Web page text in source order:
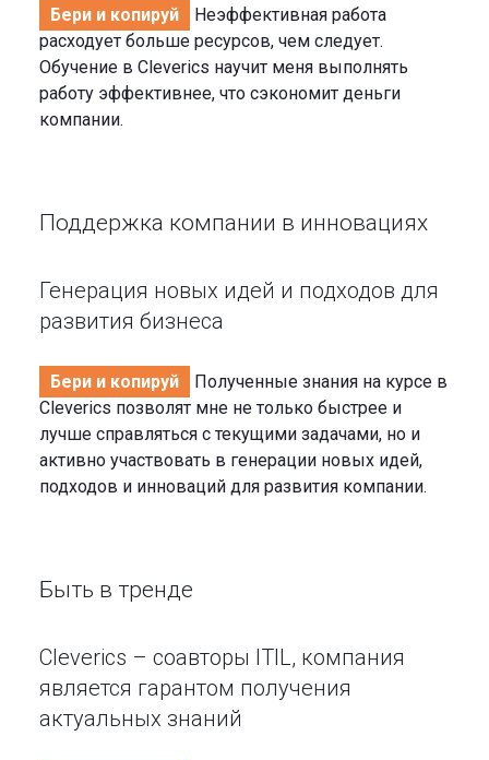
Бери и копируй
Неэффективная работа
расходует больше ресурсов, чем следует.
Обучение в Cleverics научит меня выполнять
работу эффективнее, что сэкономит деньги
компании.
Поддержка компании в инновациях
Генерация новых идей и подходов для
развития бизнеса
Бери и копируй
Полученные знания на курсе в
Cleverics позволят мне не только быстрее и
лучше справляться с текущими задачами, но и
активно участвовать в генерации новых идей,
подходов и инноваций для развития компании.
Быть в тренде
Cleverics – соавторы ITIL, компания
является гарантом получения
актуальных знаний